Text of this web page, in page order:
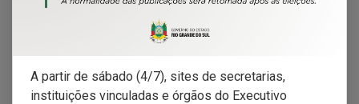
A partir de sábado (4/7), sites de secretarias,
instituições vinculadas e órgãos do Executivo
Desassoreamento